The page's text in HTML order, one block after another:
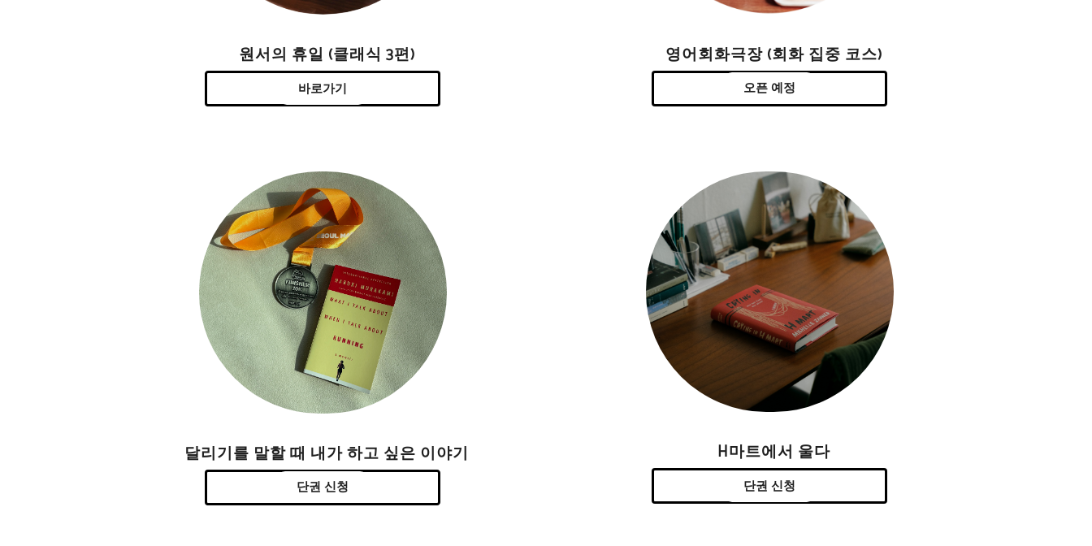
원서의 휴일 (클래식 3편)
바로가기
영어회화극장 (회화 집중 코스)
오픈 예정
달리기를 말할 때 내가 하고 싶은 이야기
단권 신청
H마트에서 울다
단권 신청